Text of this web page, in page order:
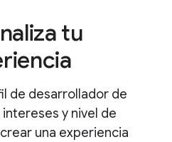
tu
de desarrollador de
y nivel de
una experiencia